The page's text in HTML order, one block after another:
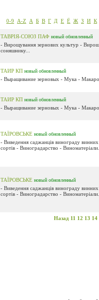
0-9 A-Z А Б В Г Д Е Ё Ж З И К
ТАВРІЯ-СОЮЗ ПАФ новый обновленный
- Вирощування зернових культур -
соняшнику...
ТАИР КП новый обновленный
- Выращивание зерновых - Мука -
ТАИР КП новый обновленный
- Выращивание зерновых - Мука -
ТАЇРОВСЬКЕ новый обновленный
- Виведення саджанців винограду
сортів - Виноградарство -
ТАЇРОВСЬКЕ новый обновленный
- Виведення саджанців винограду
сортів - Виноградарство -
Назад 11 12 13 14